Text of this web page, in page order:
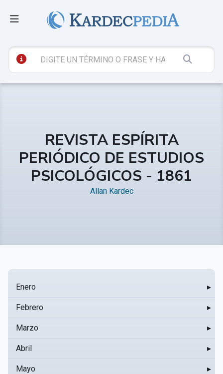
REVISTA ESPÍRITA
PERIÓDICO DE ESTUDIOS
PSICOLÓGICOS - 1861
Allan Kardec
Enero ▸
Febrero ▸
Marzo ▸
Abril ▸
Mayo ▸